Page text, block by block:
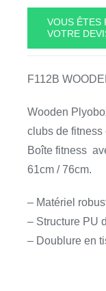
F112B
VOUS ÊTES
VOTRE
F112B
Wooden
clubs de fitness
Boîte fitness
61cm / 76cm.
– Matériel
– Structure PU
– Doublure en